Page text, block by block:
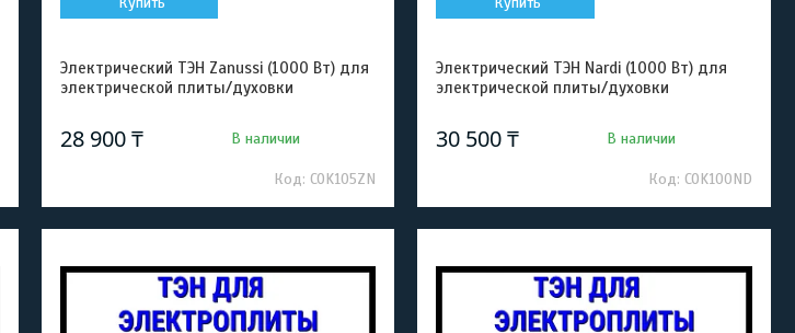
Электрический ТЭН Zanussi (1000 Вт) для
электрической плиты/духовки
28 900 ₸ В наличии
COK105ZN
Электрический ТЭН Nardi (1000 Вт) для
электрической плиты/духовки
30 500 ₸ В наличии
COK100ND